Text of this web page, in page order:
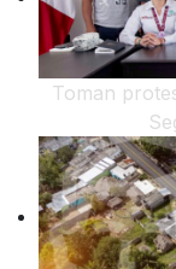
Toman